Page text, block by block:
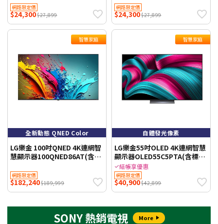
網路限定價
$24,300$27,899
網路限定價
$24,300$27,899
智慧家庭
全新動態 QNED Color
LG樂金 100吋QNED 4K連網智
慧顯示器100QNED86AT(含壁
網 【智慧家庭】
網路限定價
$182,240$189,999
智慧家庭
自體發光像素
LG樂金55吋OLED 4K連網智慧
顯示器OLED55C5PTA(含標準
安裝+送原廠壁掛架)WIFI聯網
【智慧家庭】
結帳享優惠
網路限定價
$40,900$42,899
SONY 熱銷電視 More